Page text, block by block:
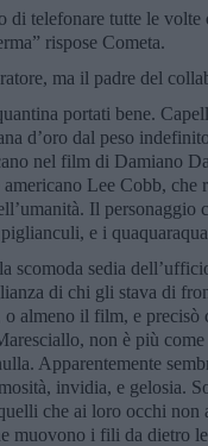
telefonare tutte le
rispose Cometa.
ma il padre del
portati bene.
d’oro dal peso
nel film di Damiano
Lee Cobb,
Il personaggio
e i
scomoda sedia
di chi gli stava di
almeno il film, e
non è più
Apparentemente
invidia, e gelosia.
che ai loro occhi non
muovono i fili da dietro